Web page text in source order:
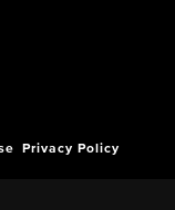
Privacy Policy